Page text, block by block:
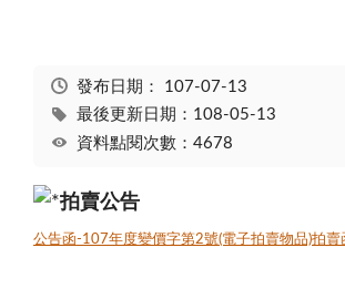
發布日期： 107-07-13
最後更新日期：108-05-13
資料點閱次數：4678
拍賣公告
公告函-107年度變價字第2號(電子拍賣物品)拍賣